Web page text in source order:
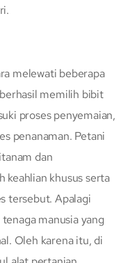
melewati beberapa
memilih bibit
proses penyemaian,
penanaman. Petani
dan
keahlian khusus serta
tersebut. Apalagi
manusia yang
Oleh karena itu, di